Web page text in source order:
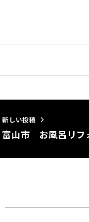
新しい投稿
富山市 お風呂リフ